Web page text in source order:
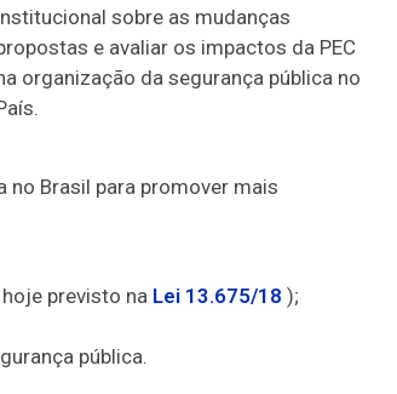
sobre as mudanças
e avaliar os impactos da PEC
organização da segurança pública no
no Brasil para promover mais
previsto na Lei 13.675/18 );
pública.